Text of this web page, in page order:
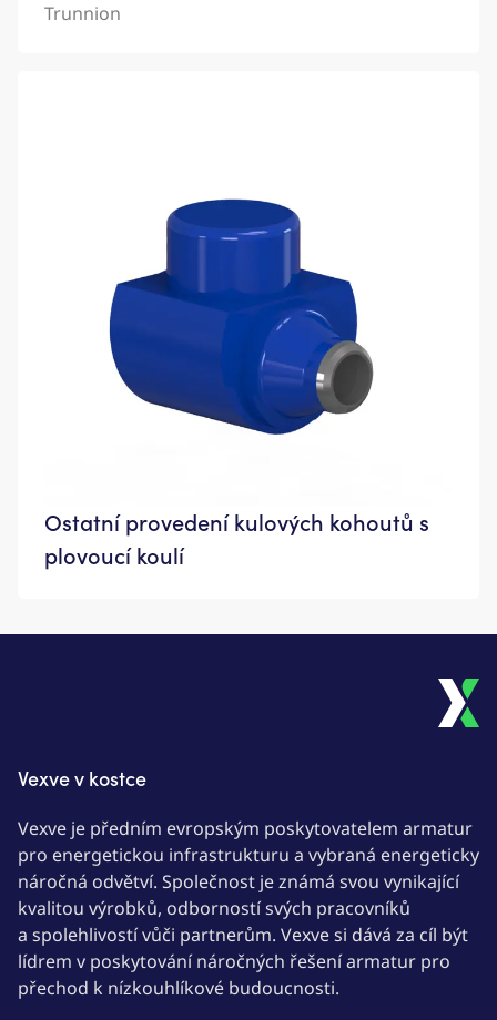
Trunnion
Ostatní provedení kulových kohoutů s
plovoucí koulí
Vexve v kostce
Vexve je předním evropským poskytovatelem armatur
pro energetickou infrastrukturu a vybraná energeticky
náročná odvětví. Společnost je známá svou vynikající
kvalitou výrobků, odborností svých pracovníků
a spolehlivostí vůči partnerům. Vexve si dává za cíl být
lídrem v poskytování náročných řešení armatur pro
přechod k nízkouhlíkové budoucnosti.